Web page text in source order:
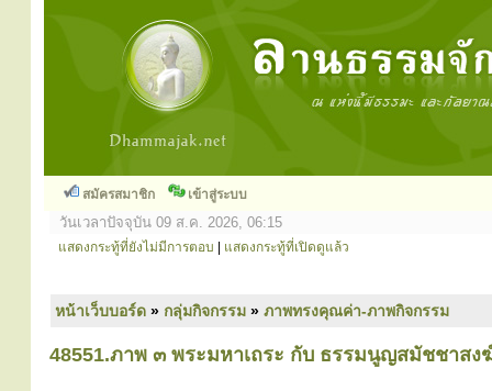
สมัครสมาชิก เข้าสู่ระบบ
วันเวลาปัจจุบัน 09 ส.ค. 2026, 06:15
แสดงกระทู้ที่ยังไม่มีการตอบ แสดงกระทู้ที่เปิดดูแล้ว
หน้าเว็บบอร์ด » กลุ่มกิจกรรม » ภาพทรงคุณค่า-ภาพกิจกรรม
48551.ภาพ ๓ พระมหาเถระ กับ ธรรมนูญสมัชชาสง